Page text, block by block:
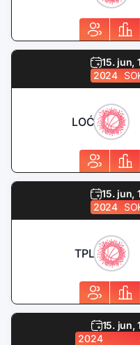
15. jun,
2024
LOĆ
15. jun,
2024
TPL
15. jun,
2024